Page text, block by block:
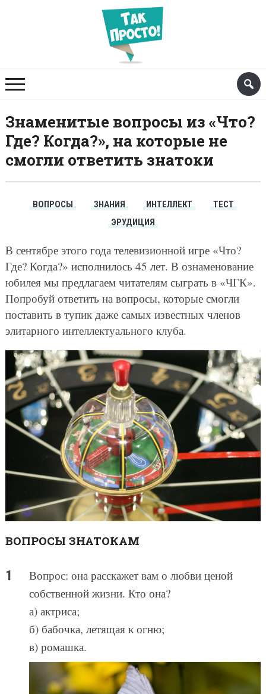
Знаменитые вопросы из «Что?
Где? Когда?», на которые не
смогли ответить знатоки
ВОПРОСЫ ЗНАНИЯ ИНТЕЛЛЕКТ
ТЕСТ
ЭРУДИЦИЯ
В сентябре этого года телевизионной игре «Что?
Где? Когда?» исполнилось 45 лет. В ознаменование
юбилея мы предлагаем читателям сыграть в «ЧГК».
Попробуй ответить на вопросы, которые смогли
поставить в тупик даже самых известных членов
элитарного интеллектуального клуба.
ВОПРОСЫ ЗНАТОКАМ
Вопрос: она расскажет вам о любви ценой
собственной жизни. Кто она?
а) актриса;
б) бабочка, летящая к огню;
в) ромашка.